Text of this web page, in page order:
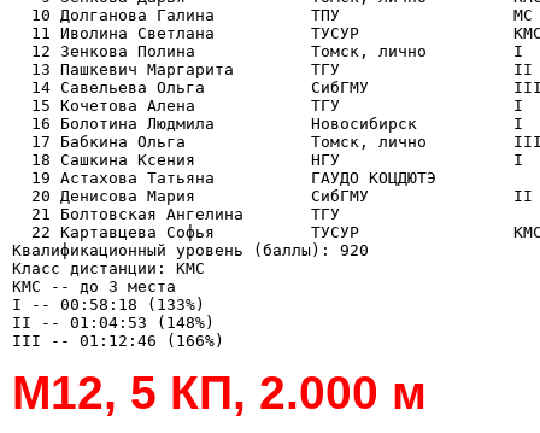
10 Долганова Галина          ТПУ
11 Иволина Светлана          ТУСУР
12 Зенкова Полина            Томск, лично
13 Пашкевич Маргарита        ТГУ
14 Савельева Ольга           CибГМУ
15 Кочетова Алена            ТГУ
16 Болотина Людмила          Новосибирск
17 Бабкина Ольга             Томск, лично
18 Сашкина Ксения            НГУ
19 Астахова Татьяна          ГАУДО КОЦДЮТЭ
20 Денисова Мария            CибГМУ
21 Болтовская Ангелина       ТГУ
22 Картавцева Софья          ТУСУР
Квалификационный уровень (баллы): 920
Класс дистанции: КМС
КМС -- до 3 места
I -- 00:58:18 (133%)
II -- 01:04:53 (148%)
М12, 5 КП, 2.000 м